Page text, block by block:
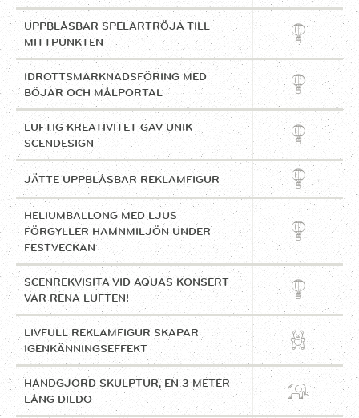
UPPBLÅSBAR SPELARTRÖJA TILL
MITTPUNKTEN
IDROTTSMARKNADSFÖRING MED
BÖJAR OCH MÅLPORTAL
LUFTIG KREATIVITET GAV UNIK
SCENDESIGN
JÄTTE UPPBLÅSBAR REKLAMFIGUR
HELIUMBALLONG MED LJUS
FÖRGYLLER HAMNMILJÖN UNDER
FESTVECKAN
SCENREKVISITA VID AQUAS KONSERT
VAR RENA LUFTEN!
LIVFULL REKLAMFIGUR SKAPAR
IGENKÄNNINGSEFFEKT
HANDGJORD SKULPTUR, EN 3 METER
LÅNG DILDO